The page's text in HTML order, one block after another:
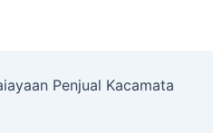
Penjual Kacamata